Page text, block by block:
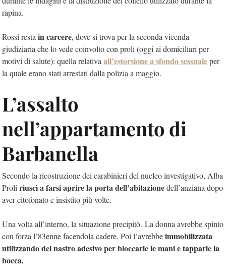
rapina.
Rossi resta in carcere, dove si trova per la seconda vicenda
giudiziaria che lo vede coinvolto con proli (oggi ai domiciliari per
motivi di salute): quella relativa all’estorsione a sfondo sessualeper
la quale erano stati arrestati dalla polizia a maggio.
L’assalto
nell’appartamento di
Barbanella
Secondo la ricostruzione dei carabinieri del nucleo investigativo, Alba
Proli riuscì a farsi aprire la porta dell’abitazionedell’anziana dopo
aver citofonato e insistito più volte.
Una volta all’interno, la situazione precipitò. La donna avrebbe spinto
con forza l’83enne facendola cadere. Poi l’avrebbeimmobilizzata
utilizzando del nastro adesivo per bloccarle le mani e tapparle la
bocca.